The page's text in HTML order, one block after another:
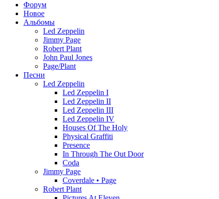
Форум
Новоe
Альбомы
Led Zeppelin
Jimmy Page
Robert Plant
John Paul Jones
Page/Plant
Песни
Led Zeppelin
Led Zeppelin I
Led Zeppelin II
Led Zeppelin III
Led Zeppelin IV
Houses Of The Holy
Physical Graffiti
Presence
In Through The Out Door
Coda
Jimmy Page
Coverdale • Page
Robert Plant